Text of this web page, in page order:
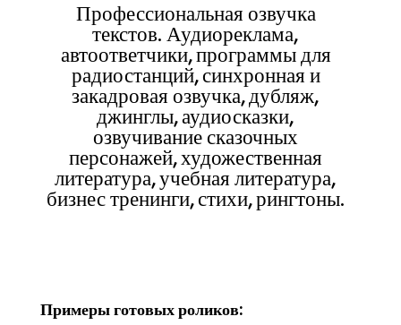
Профессиональная озвучка
текстов. Аудиореклама,
автоответчики, программы для
радиостанций, синхронная и
закадровая озвучка, дубляж,
джинглы, аудиосказки,
озвучивание сказочных
персонажей, художественная
литература, учебная литература,
бизнес тренинги, стихи, рингтоны.
Примеры готовых роликов: